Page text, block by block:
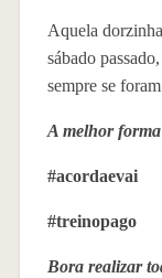
Aquela
sábado
sempre se
A melhor
#acordaevai
#treinopago
Bora realizar